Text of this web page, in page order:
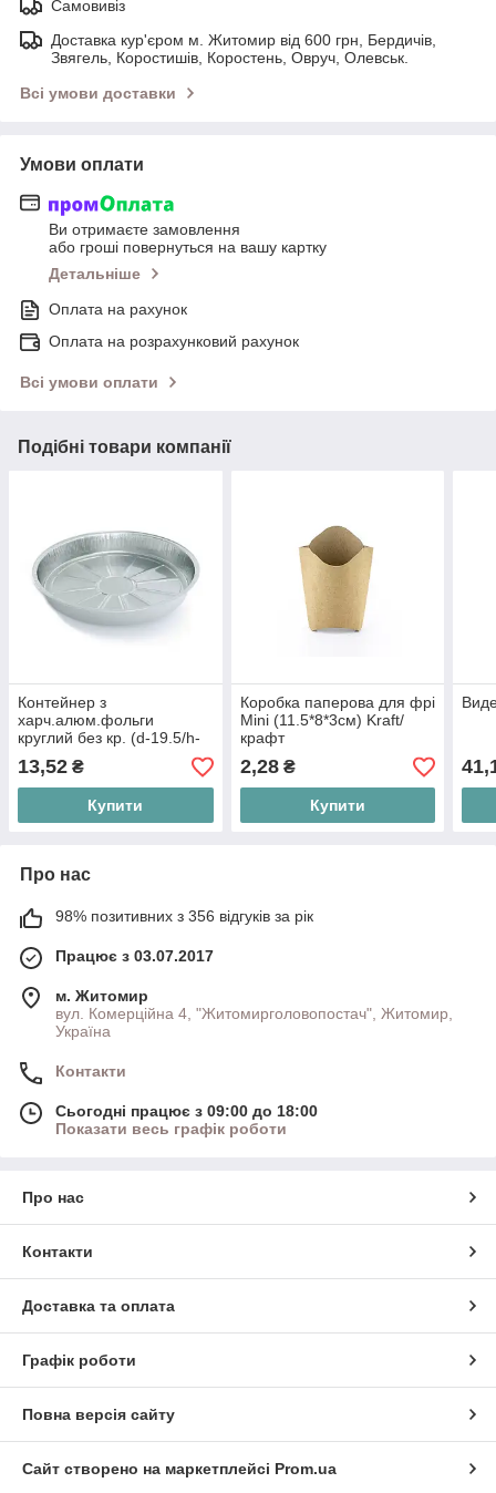
Самовивіз
Доставка кур'єром м. Житомир від 600 грн, Бердичів,
Звягель, Коростишів, Коростень, Овруч, Олевськ.
Всі умови доставки
Умови оплати
Ви отримаєте замовлення
або гроші повернуться на вашу картку
Детальніше
Оплата на рахунок
Оплата на розрахунковий рахунок
Всі умови оплати
Подібні товари компанії
Контейнер з
харч.алюм.фольги
круглий без кр. (d-19.5/h-
2.5см)
13,52 ₴
Купити
Коробка паперова для фрі
Mini (11.5*8*3см) Kraft/
крафт
2,28₴
Купити
Про нас
98% позитивних з 356 відгуків за рік
Працює з 03.07.2017
м. Житомир
вул. Комерційна 4, "Житомирголовопостач", Житомир,
Україна
Контакти
Сьогодні працює з 09:00 до 18:00
Показати весь графік роботи
Про нас
Контакти
Доставка та оплата
Графік роботи
Повна версія сайту
Сайт створено на маркетплейсі Prom.ua